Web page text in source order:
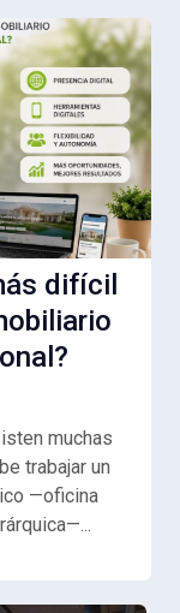
difícil
muchas
trabajar un
—oficina